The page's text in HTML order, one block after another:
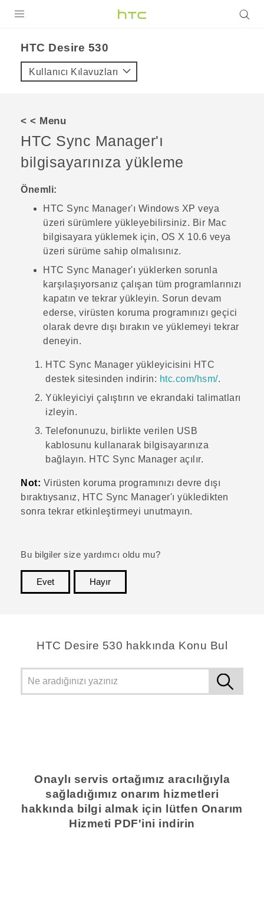
VIVE
VIVERSE
DESTEK
HTC Desire 530‎
Kullanıcı Kılavuzları
< < Menu
HTC Sync Manager'ı
bilgisayarınıza yükleme
Önemli:
HTC Sync Manager'ı Windows XP veya
üzeri sürümlere yükleyebilirsiniz. Bir Mac
bilgisayara yüklemek için, OS X 10.6 veya
üzeri sürüme sahip olmalısınız.
HTC Sync Manager'ı yüklerken sorunla
karşılaşıyorsanız çalışan tüm programlarınızı
kapatın ve tekrar yükleyin. Sorun devam
ederse, virüsten koruma programınızı geçici
olarak devre dışı bırakın ve yüklemeyi tekrar
deneyin.
HTC Sync Manager yükleyicisini HTC
destek sitesinden indirin: htc‍.‍com‍/‍hsm‍/.
Yükleyiciyi çalıştırın ve ekrandaki talimatları
izleyin.
Telefonunuzu, birlikte verilen USB
kablosunu kullanarak bilgisayarınıza
bağlayın. HTC Sync Manager açılır.
Not: Virüsten koruma programınızı devre dışı
bıraktıysanız, HTC Sync Manager'ı yükledikten
sonra tekrar etkinleştirmeyi unutmayın.
Bu bilgiler size yardımcı oldu mu?
Evet
Hayır
HTC Desire 530 hakkında Konu Bul
Onaylı servis ortağımız aracılığıyla
sağladığımız onarım hizmetleri
hakkında bilgi almak için lütfen Onarım
Hizmeti PDF'ini indirin